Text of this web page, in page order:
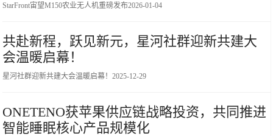
StarFront宙望M150农业无人机重磅发布2026-01-04
共赴新程，跃见新元，星河社群迎新共建大
会温暖启幕！
星河社群迎新共建大会温暖启幕！2025-12-29
ONETENO获苹果供应链战略投资，共同推进
智能睡眠核心产品规模化